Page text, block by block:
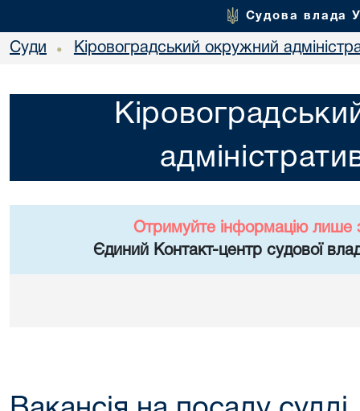
Судова влада
Суди • Кіровоградський окружний
Отримуйте інформацію лише
Єдиний Контакт-центр судової